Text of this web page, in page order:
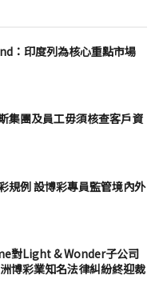
：印度列為核心重點市場
集團及員工毋須核查客戶資
規例 設博彩專員監管境內外
對Light & Wonder子公司
博彩業知名法律糾紛終迎裁